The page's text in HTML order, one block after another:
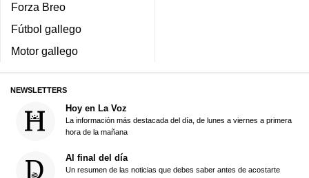
Forza Breo
Fútbol gallego
Motor gallego
NEWSLETTERS
Hoy en La Voz
La información más destacada del día, de lunes a viernes a primera
hora de la mañana
Al final del día
Un resumen de las noticias que debes saber antes de acostarte